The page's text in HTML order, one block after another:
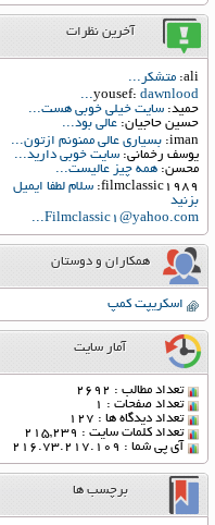
آخرین نظرات
ali: متشکر...
yousef: dawnlood...
حمید: سایت خیلی خوبی هست...
حسین حاجیان: عالی بود...
iman: بسیاری عالی ممنونم ازتون...
یوسف رخمانی: سایت خوبی دارید...
محسن: همه چیز عالیست...
filmclassic1989: سلام لطفا ایمیل
بزنید
Filmclassic1@yahoo.com...
همکاران و دوستان
اسکریپت کمپ
آمار سایت
تعداد مطالب : 2692
تعداد صفحات : 1
تعداد دیدگاه ها : 127
تعداد کلمات سایت : 215,239
آی پی شما : 216.73.217.109
برچسب ها